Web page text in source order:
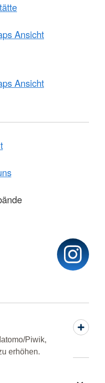
Piwik,
erhöhen.
Ansicht
Ansicht